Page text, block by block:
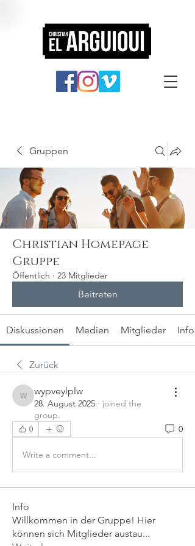
Gruppen
Christian Homepage
Gruppe
Öffentlich · 23 Mitglieder
Beitreten
Diskussionen Medien Mitglieder Info
Zurück
wypveylplw
wypveylplw
28. August 2025 · joined the
group.
0 0
Write a comment...
Info
Willkommen in der Gruppe! Hier
können sich Mitglieder austau...